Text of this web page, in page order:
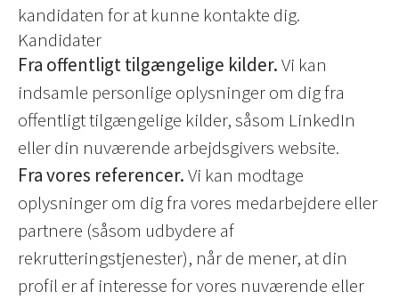
kandidaten for at kunne kontakte dig.
Kandidater
Fra offentligt tilgængelige kilder.Vi kan
indsamle personlige oplysninger om dig fra
offentligt tilgængelige kilder, såsom LinkedIn
eller din nuværende arbejdsgivers website.
Fra vores referencer.Vi kan modtage
oplysninger om dig fra vores medarbejdere eller
partnere (såsom udbydere af
rekrutteringstjenester), når de mener, at din
profil er af interesse for vores nuværende eller